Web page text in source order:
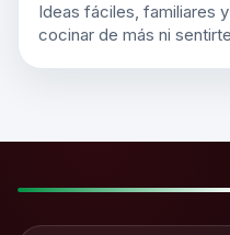
Ideas fáciles, familiares
cocinar de más ni